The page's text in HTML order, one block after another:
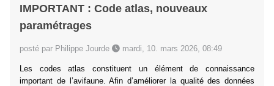
IMPORTANT : Code atlas, nouveaux
paramétrages
posté par Philippe Jourde mardi, 10. mars 2026, 08:49
Les codes atlas constituent un élément de connaissance
important de l’avifaune. Afin d’améliorer la qualité des données